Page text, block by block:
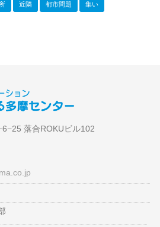
近隣 都市問題 集い
落合ROKUビル102